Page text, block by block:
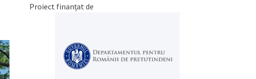
Proiect finanțat de